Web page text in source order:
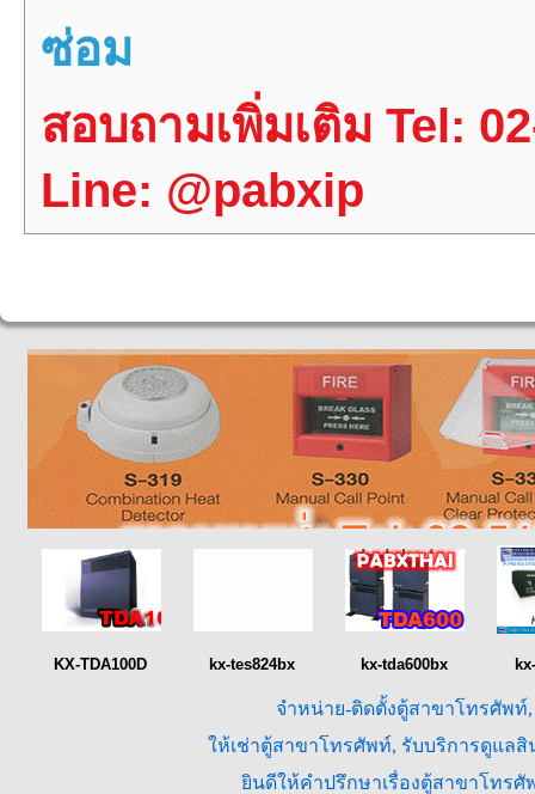
ซ่อม
สอบถามเพิ่มเติม Tel:
Line: @pabxip
KX-TDA100D kx-tes824bx kx-tda600bx
จำหน่าย-ติดตั้งตู้สาขาโทรศัพ
ให้เช่าตู้สาขาโทรศัพท์, รับบริการดูแล
ยินดีให้คำปรึกษาเรื่องตู้สาขาโทร